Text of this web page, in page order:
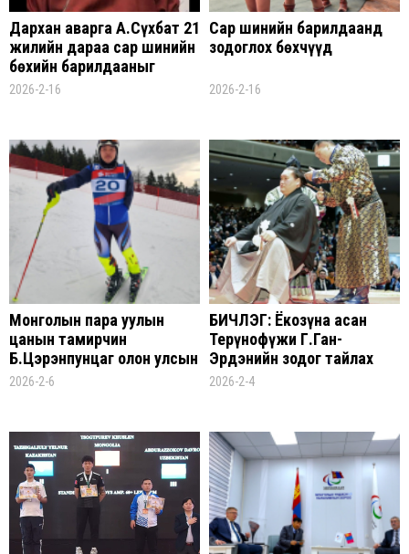
Дархан аварга А.Сүхбат 21
жилийн дараа сар шинийн
бөхийн барилдааныг
магнайлна
2026-2-16
Сар шинийн барилдаанд
зодоглох бөхчүүд
2026-2-16
Монголын пара уулын
цанын тамирчин
Б.Цэрэнпунцаг олон улсын
тэмцээнээс алт, мөнгө
2026-2-6
БИЧЛЭГ: Ёкозүна асан
Терүнофүжи Г.Ган-
Эрдэнийн зодог тайлах
ёслол
2026-2-4